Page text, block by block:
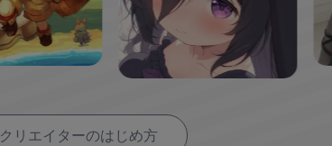
クリエイターのはじめ方